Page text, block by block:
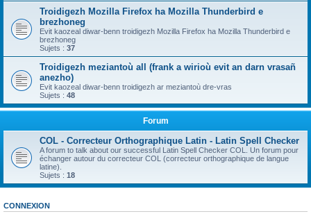
Troidigezh Mozilla Firefox ha Mozilla Thunderbird e
brezhoneg
Evit kaozeal diwar-benn troidigezh Mozilla Firefox ha Mozilla Thunderbird e
brezhoneg
Sujets : 37
Troidigezh meziantoù all (frank a wirioù evit an darn vrasañ
anezho)
Evit kaozeal diwar-benn troidigezh ar meziantoù dre-vras
Sujets : 48
Forum
COL - Correcteur Orthographique Latin - Latin Spell Checker
A forum to talk about our successful Latin Spell Checker COL. Un forum pour
échanger autour du correcteur COL (correcteur orthographique de langue
latine).
Sujets : 18
CONNEXION